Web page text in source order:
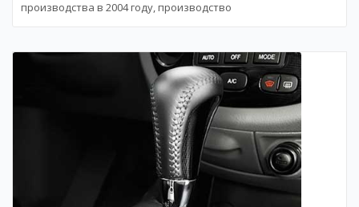
производства в 2004 году, производство